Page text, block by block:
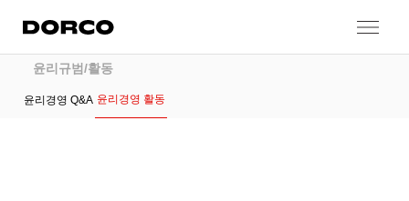
콘텐츠로 건너뛰기
도루코
윤리경영
윤리규범/활동
윤리경영 Q&A 윤리경영 활동